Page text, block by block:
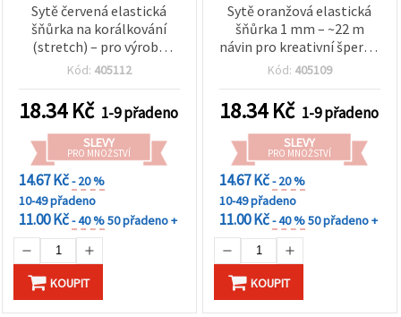
Sytě červená elastická
šňůrka na korálkování
(stretch) – pro výrobu
šperků, náramků a DIY
Kód: 405112
18.34Kč 1-9 přadeno
SLEVY
PRO MNOŽSTVÍ
14.67 Kč- 20 %
10-49 přadeno
11.00 Kč- 40 %50 přadeno +
KOUPIT
Sytě oranžová elastická
šňůrka 1 mm – ~22 m
návin pro kreativní šperky,
korálkování a DIY ruční
Kód: 405109
18.34Kč 1-9 přadeno
SLEVY
PRO MNOŽSTVÍ
14.67 Kč- 20 %
10-49 přadeno
11.00 Kč- 40 %50 přadeno +
KOUPIT